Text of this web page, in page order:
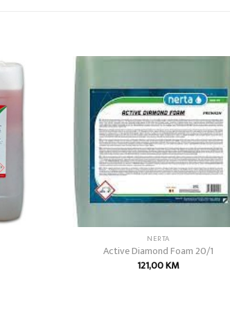
Add to
wishlist
NERTA
Active Diamond Foam 20/1
121,00KM